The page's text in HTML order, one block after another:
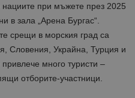
при мъжете през 2025
в зала „Арена Бургас“.
срещи в морския град са
Словения, Украйна, Турция и
много туристи –
отборите-участници.